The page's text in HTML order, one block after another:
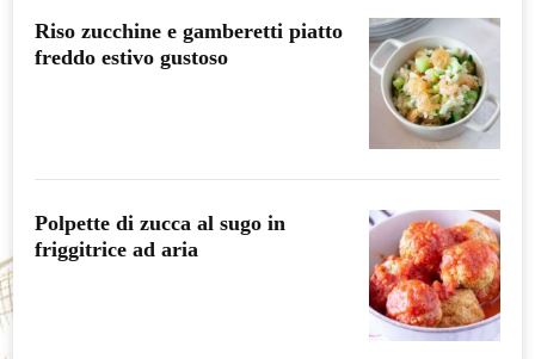
Riso zucchine e gamberetti piatto
freddo estivo gustoso
Polpette di zucca al sugo in
friggitrice ad aria